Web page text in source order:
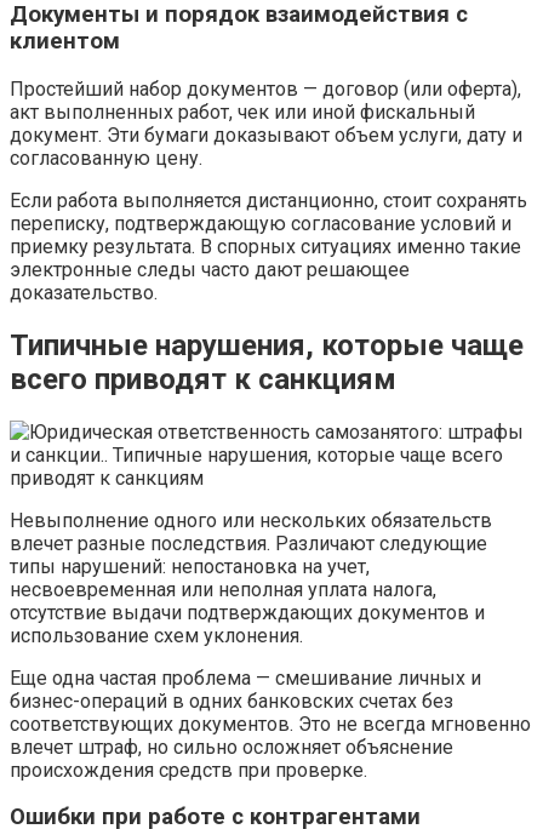
Документы и порядок взаимодействия с
клиентом
Простейший набор документов — договор (или оферта),
акт выполненных работ, чек или иной фискальный
документ. Эти бумаги доказывают объем услуги, дату и
согласованную цену.
Если работа выполняется дистанционно, стоит сохранять
переписку, подтверждающую согласование условий и
приемку результата. В спорных ситуациях именно такие
электронные следы часто дают решающее
доказательство.
Типичные нарушения, которые чаще
всего приводят к санкциям
Невыполнение одного или нескольких обязательств
влечет разные последствия. Различают следующие
типы нарушений: непостановка на учет,
несвоевременная или неполная уплата налога,
отсутствие выдачи подтверждающих документов и
использование схем уклонения.
Еще одна частая проблема — смешивание личных и
бизнес-операций в одних банковских счетах без
соответствующих документов. Это не всегда мгновенно
влечет штраф, но сильно осложняет объяснение
происхождения средств при проверке.
Ошибки при работе с контрагентами